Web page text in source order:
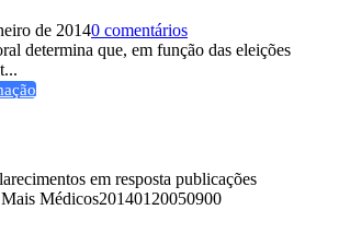
de 20140 comentários
determina que, em função das eleições
em resposta publicações
Médicos20140120050900